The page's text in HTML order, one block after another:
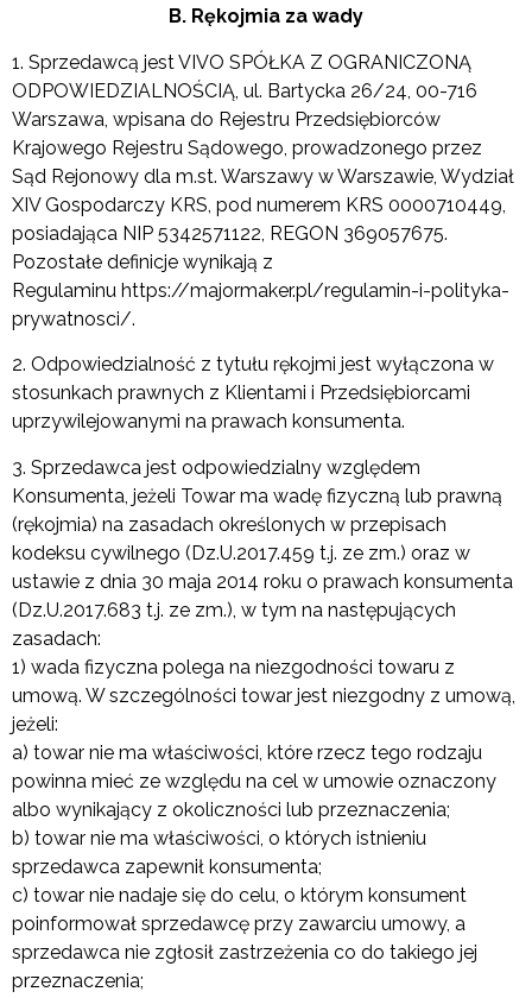
B. Rękojmia za wady
1. Sprzedawcą jest VIVO SPÓŁKA Z OGRANICZONĄ
ODPOWIEDZIALNOŚCIĄ, ul. Bartycka 26/24, 00-716
Warszawa, wpisana do Rejestru Przedsiębiorców
Krajowego Rejestru Sądowego, prowadzonego przez
Sąd Rejonowy dla m.st. Warszawy w Warszawie, Wydział
XIV Gospodarczy KRS, pod numerem KRS 0000710449,
posiadająca NIP 5342571122, REGON 369057675.
Pozostałe definicje wynikają z
Regulaminu https://majormaker.pl/regulamin-i-polityka-
prywatnosci/.
2. Odpowiedzialność z tytułu rękojmi jest wyłączona w
stosunkach prawnych z Klientami i Przedsiębiorcami
uprzywilejowanymi na prawach konsumenta.
3. Sprzedawca jest odpowiedzialny względem
Konsumenta, jeżeli Towar ma wadę fizyczną lub prawną
(rękojmia) na zasadach określonych w przepisach
kodeksu cywilnego (Dz.U.2017.459 t.j. ze zm.) oraz w
ustawie z dnia 30 maja 2014 roku o prawach konsumenta
(Dz.U.2017.683 t.j. ze zm.), w tym na następujących
zasadach:
1) wada fizyczna polega na niezgodności towaru z
umową. W szczególności towar jest niezgodny z umową,
jeżeli:
a) towar nie ma właściwości, które rzecz tego rodzaju
powinna mieć ze względu na cel w umowie oznaczony
albo wynikający z okoliczności lub przeznaczenia;
b) towar nie ma właściwości, o których istnieniu
sprzedawca zapewnił konsumenta;
c) towar nie nadaje się do celu, o którym konsument
poinformował sprzedawcę przy zawarciu umowy, a
sprzedawca nie zgłosił zastrzeżenia co do takiego jej
przeznaczenia;